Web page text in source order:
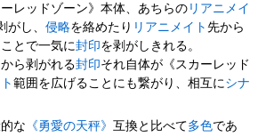
レッドゾーン》本体、あちらの リアニメイ
がし、侵略を絡めたり リアニメイト先から
とで一気に封印を剥がしきれる。
ら剥がれる封印それ自体が《スカーレッド
範囲を広げることにも繋がり、相互に シナ
な 《勇愛の天秤》互換と比べて多色であ